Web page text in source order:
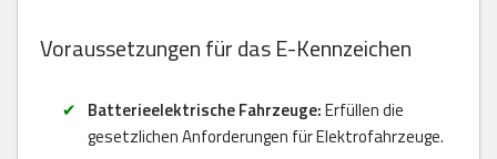
Voraussetzungen für das E-Kennzeichen
Batterieelektrische Fahrzeuge:Erfüllen die
gesetzlichen Anforderungen für Elektrofahrzeuge.